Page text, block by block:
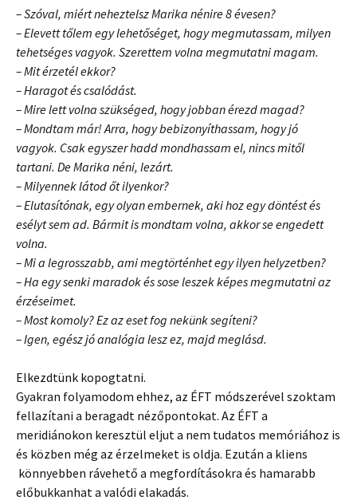
– Szóval, miért neheztelsz Marika nénire 8 évesen?
– Elevett tőlem egy lehetőséget, hogy megmutassam, milyen
tehetséges vagyok. Szerettem volna megmutatni magam.
– Mit érzetél ekkor?
– Haragot és csalódást.
– Mire lett volna szükséged, hogy jobban érezd magad?
– Mondtam már! Arra, hogy bebizonyíthassam, hogy jó
vagyok. Csak egyszer hadd mondhassam el, nincs mitől
tartani. De Marika néni, lezárt.
– Milyennek látod őt ilyenkor?
– Elutasítónak, egy olyan embernek, aki hoz egy döntést és
esélyt sem ad. Bármit is mondtam volna, akkor se engedett
volna.
– Mi a legrosszabb, ami megtörténhet egy ilyen helyzetben?
– Ha egy senki maradok és sose leszek képes megmutatni az
érzéseimet.
– Most komoly? Ez az eset fog nekünk segíteni?
– Igen, egész jó analógia lesz ez, majd meglásd.
Elkezdtünk kopogtatni.
Gyakran folyamodom ehhez, az ÉFT módszerével szoktam
fellazítani a beragadt nézőpontokat. Az ÉFT a
meridiánokon keresztül eljut a nem tudatos memóriához is
és közben még az érzelmeket is oldja. Ezután a kliens
könnyebben rávehető a megfordításokra és hamarabb
előbukkanhat a valódi elakadás.